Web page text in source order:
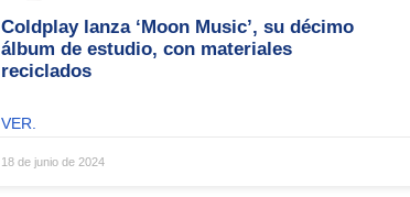
Coldplay lanza ‘Moon Music’, su décimo
álbum de estudio, con materiales
reciclados
VER.
18 de junio de 2024